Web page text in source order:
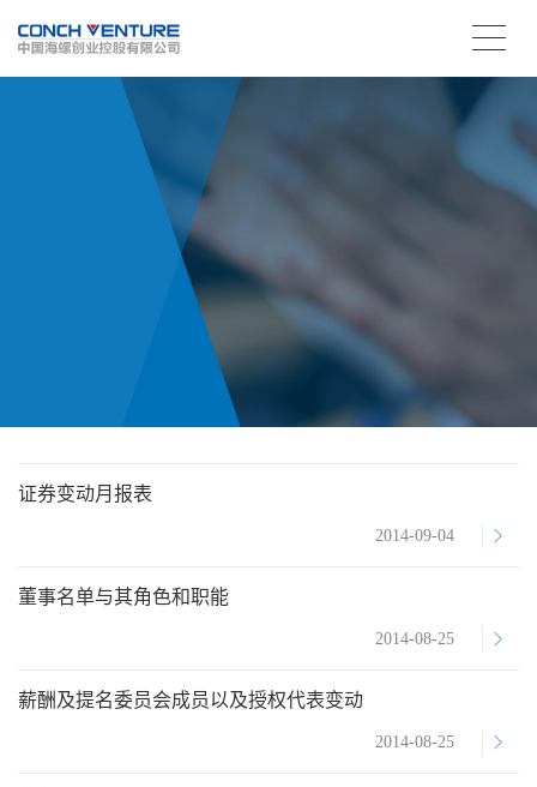
证券变动月报表
2014-09-04
董事名单与其角色和职能
2014-08-25
薪酬及提名委员会成员以及授权代表变动
2014-08-25